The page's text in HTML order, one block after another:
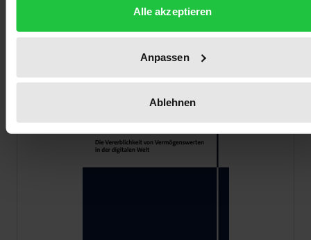
Alle akzeptieren
Anpassen
Ablehnen
We found other products
you might like!